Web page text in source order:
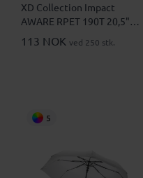
XD Collection Impact
AWARE RPET 190T 20,5"
Mini Sammenleggbar Paraply
113 NOK ved 250 stk.
5